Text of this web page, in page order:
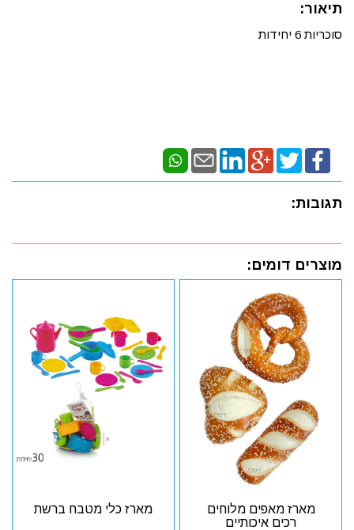
תיאור:
סוכריות 6 יחידות
תגובות:
מוצרים דומים:
מארז מאפים מלוחים
רכים איכותיים
מארז כלי מטבח ברשת